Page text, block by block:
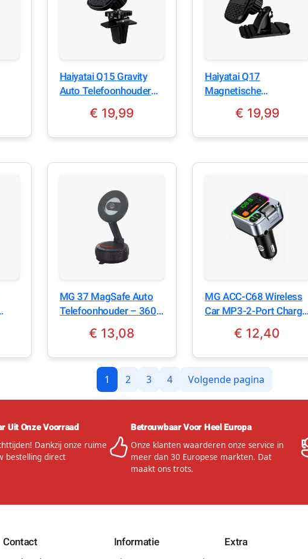
Haiyatai Q15 Gravity
Auto Telefoonhouder
voor Smartphone Zwart
€ 19,99
Haiyatai Q17
Magnetische
Smartphone Houder
voor Auto Zwart
€ 19,99
MG 37 MagSafe Auto
Telefoonhouder – 360°
draaibaar – Zwart
€ 13,08
MG ACC-C68 Wireless
Car MP3-2-Port Charge
– 20W – Zwart
€ 12,40
1 2 3 4 Volgende pagina
Uit Onze Voorraad
Dankzij onze ruime
bestelling direct
Betrouwbaar Voor Heel Europa
Onze klanten waarderen onze service in
meer dan 30 Europese markten. Dat
maakt ons trots.
Contact Informatie Extra